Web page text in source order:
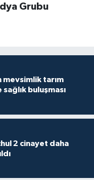
Grubu
mevsimlik tarım
buluşması
2 cinayet daha